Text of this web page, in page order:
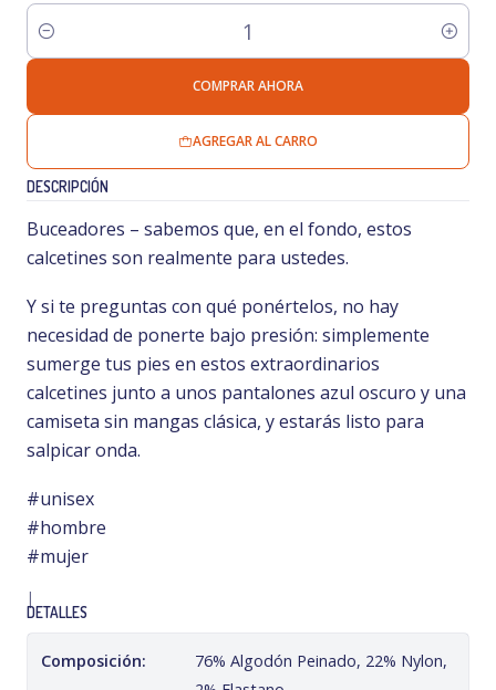
Cantidad
AGREGAR AL CARRO
COMPRAR AHORA
DESCRIPCIÓN
Buceadores – sabemos que, en el fondo, estos
calcetines son realmente para ustedes.
Y si te preguntas con qué ponértelos, no hay
necesidad de ponerte bajo presión: simplemente
sumerge tus pies en estos extraordinarios
calcetines junto a unos pantalones azul oscuro y una
camiseta sin mangas clásica, y estarás listo para
salpicar onda.
#unisex
#hombre
#mujer
|
DETALLES
Composición:
76% Algodón Peinado, 22% Nylon,